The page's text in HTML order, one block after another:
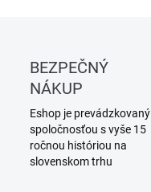
BEZPEČNÝ
NÁKUP
Eshop je prevádzkovaný
spoločnosťou s vyše 15
ročnou históriou na
slovenskom trhu